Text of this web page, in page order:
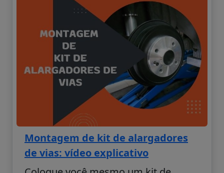
Montagem de kit de alargadores
de vias: vídeo explicativo